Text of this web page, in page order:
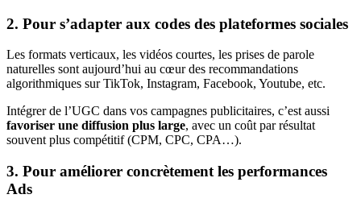
2. Pour s’adapter aux codes des plateformes sociales
Les formats verticaux, les vidéos courtes, les prises de parole
naturelles sont aujourd’hui au cœur des recommandations
algorithmiques sur TikTok, Instagram, Facebook, Youtube, etc.
Intégrer de l’UGC dans vos campagnes publicitaires, c’est aussi
favoriser une diffusion plus large, avec un coût par résultat
souvent plus compétitif (CPM, CPC, CPA…).
3. Pour améliorer concrètement les performances
Ads